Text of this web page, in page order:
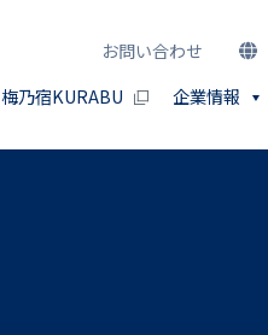
お問い合わせ
梅乃宿KURABU 企業情報